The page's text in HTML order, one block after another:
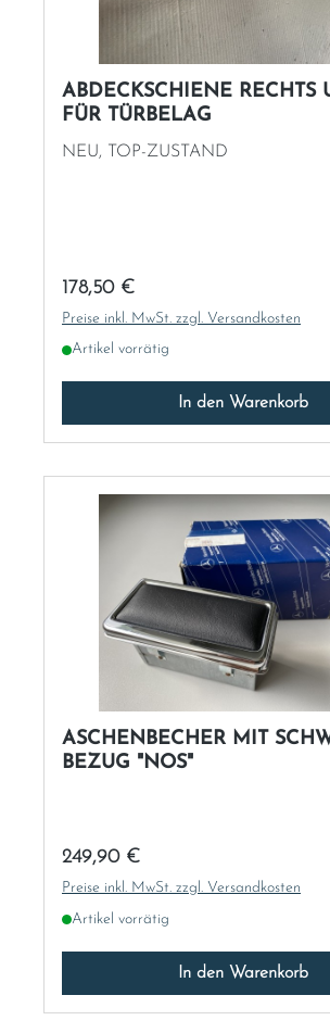
ABDECKSCHIENE RECHTS
FÜR TÜRBELAG
NEU, TOP-ZUSTAND
Regulärer Preis:
178,50 €
Preise inkl. MwSt. zzgl. Versandkosten
Artikel vorrätig
In den Warenkorb
ASCHENBECHER MIT
BEZUG "NOS"
Regulärer Preis:
249,90 €
Preise inkl. MwSt. zzgl. Versandkosten
Artikel vorrätig
In den Warenkorb
United Kingdom